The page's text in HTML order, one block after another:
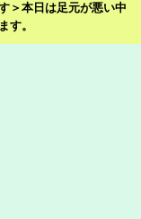
＞本日は足元が悪い中
す。